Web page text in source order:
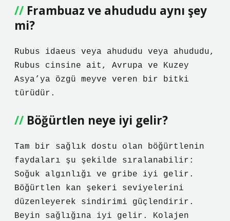
Frambuaz ve ahududu aynı şey
mi?
Rubus idaeus veya ahududu veya ahududu,
Rubus cinsine ait, Avrupa ve Kuzey
Asya’ya özgü meyve veren bir bitki
türüdür.
Böğürtlen neye iyi gelir?
Tam bir sağlık dostu olan böğürtlenin
faydaları şu şekilde sıralanabilir:
Soğuk algınlığı ve gribe iyi gelir.
Böğürtlen kan şekeri seviyelerini
düzenleyerek sindirimi güçlendirir.
Beyin sağlığına iyi gelir. Kolajen